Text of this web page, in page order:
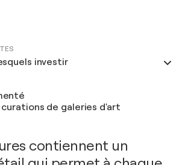
investir
curations de galeries d'art
contiennent un